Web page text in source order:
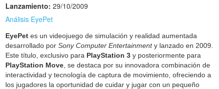
Lanzamiento: 29/10/2009
Análisis EyePet
EyePet es un videojuego de simulación y realidad aumentada
desarrollado porSony Computer Entertainmenty lanzado en 2009.
Este título, exclusivo para PlayStation 3 y posteriormente para
PlayStation Move , se destaca por su innovadora combinación de
interactividad y tecnología de captura de movimiento, ofreciendo a
los jugadores la oportunidad de cuidar y jugar con un pequeño